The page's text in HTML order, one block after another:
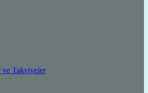
ve Takviyeler